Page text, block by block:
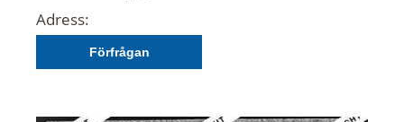
Adress:
Förfrågan